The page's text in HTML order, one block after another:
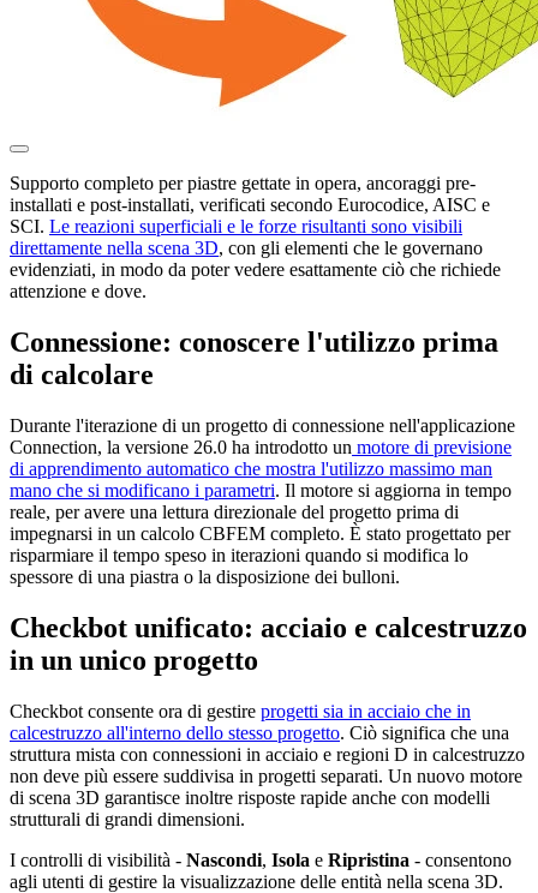
Supporto completo per piastre gettate in opera, ancoraggi pre-
installati e post-installati, verificati secondo Eurocodice, AISC e
SCI. Le reazioni superficiali e le forze risultanti sono visibili
direttamente nella scena 3D, con gli elementi che le governano
evidenziati, in modo da poter vedere esattamente ciò che richiede
attenzione e dove.
Connessione: conoscere l'utilizzo prima
di calcolare
Durante l'iterazione di un progetto di connessione nell'applicazione
Connection, la versione 26.0 ha introdotto un motore di previsione
di apprendimento automatico che mostra l'utilizzo massimo man
mano che si modificano i parametri. Il motore si aggiorna in tempo
reale, per avere una lettura direzionale del progetto prima di
impegnarsi in un calcolo CBFEM completo. È stato progettato per
risparmiare il tempo speso in iterazioni quando si modifica lo
spessore di una piastra o la disposizione dei bulloni.
Checkbot unificato: acciaio e calcestruzzo
in un unico progetto
Checkbot consente ora di gestire progetti sia in acciaio che in
calcestruzzo all'interno dello stesso progetto. Ciò significa che una
struttura mista con connessioni in acciaio e regioni D in calcestruzzo
non deve più essere suddivisa in progetti separati. Un nuovo motore
di scena 3D garantisce inoltre risposte rapide anche con modelli
strutturali di grandi dimensioni.
I controlli di visibilità - Nascondi, Isola e Ripristina - consentono
agli utenti di gestire la visualizzazione delle entità nella scena 3D.